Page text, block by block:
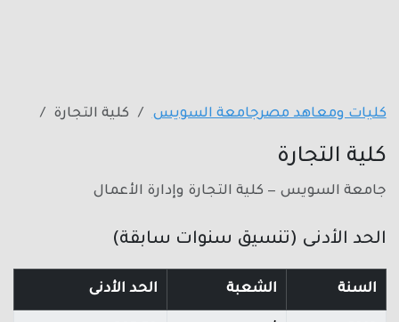
كليات ومعاهد مصرجامعة السويس كلية التجارة
كلية التجارة
جامعة السويس — كلية التجارة وإدارة الأعمال
الحد الأدنى (تنسيق سنوات سابقة)
السنة الشعبة الحد الأدنى